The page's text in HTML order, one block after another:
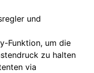
und
Funktion, um die
zu halten
via